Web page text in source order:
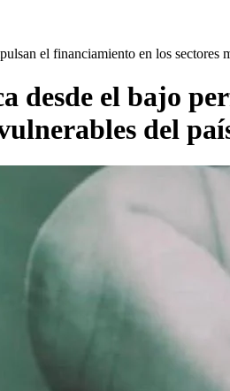
el financiamiento en los sectores
desde el bajo
del